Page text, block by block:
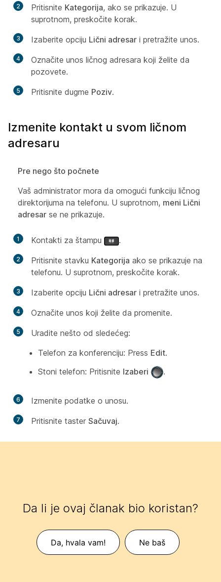
2 Pritisnite Kategorija, ako se prikazuje. U
suprotnom, preskočite korak.
3 Izaberite opciju Lični adresar i pretražite unos.
4
Označite unos ličnog adresara koji želite da
pozovete.
5 Pritisnite dugme Poziv.
Izmenite kontakt u svom ličnom
adresaru
Pre nego što počnete
Vaš administrator mora da omogući funkciju ličnog
direktorijuma na telefonu. U suprotnom, meni Lični
adresar se ne prikazuje.
1 Kontakti za štampu .
2 Pritisnite stavku Kategorija ako se prikazuje na
telefonu. U suprotnom, preskočite korak.
3 Izaberite opciju Lični adresar i pretražite unos.
4 Označite unos koji želite da promenite.
5
Uradite nešto od sledećeg:
Telefon za konferenciju: Press Edit.
Stoni telefon: Pritisnite Izaberi .
6 Izmenite podatke o unosu.
7 Pritisnite taster Sačuvaj.
Da li je ovaj članak bio koristan?
Da, hvala vam! Ne baš